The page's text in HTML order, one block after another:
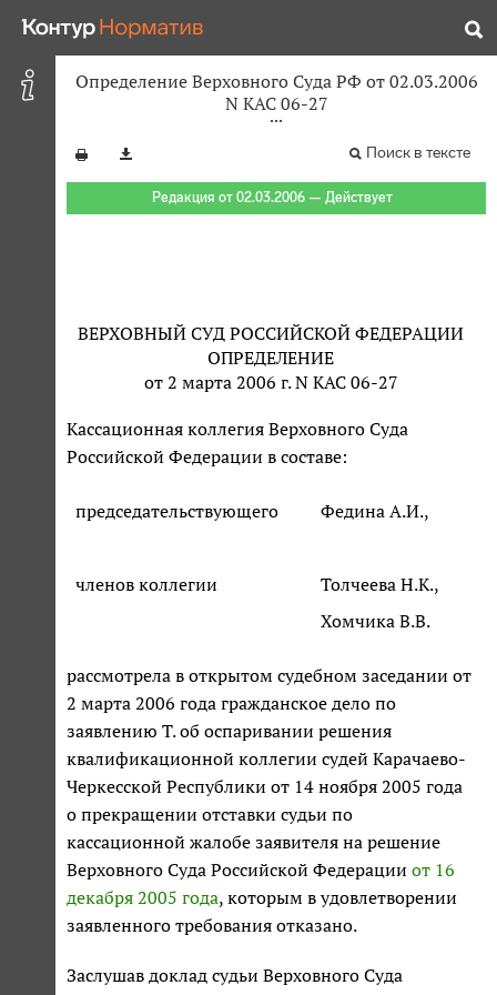
Определение Верховного Суда РФ от 02.03.2006
N КАС 06-27
Поиск в тексте
Редакция от 02.03.2006 — Действует
ВЕРХОВНЫЙ СУД РОССИЙСКОЙ ФЕДЕРАЦИИ
ОПРЕДЕЛЕНИЕ
от 2 марта 2006 г. N КАС 06-27
Кассационная коллегия Верховного Суда
Российской Федерации в составе:
председательствующего Федина А.И.,
членов коллегии
Толчеева Н.К.,
Хомчика В.В.
рассмотрела в открытом судебном заседании от
2 марта 2006 года гражданское дело по
заявлению Т. об оспаривании решения
квалификационной коллегии судей Карачаево-
Черкесской Республики от 14 ноября 2005 года
о прекращении отставки судьи по
кассационной жалобе заявителя на решение
Верховного Суда Российской Федерации от 16
декабря 2005 года, которым в удовлетворении
заявленного требования отказано.
Заслушав доклад судьи Верховного Суда